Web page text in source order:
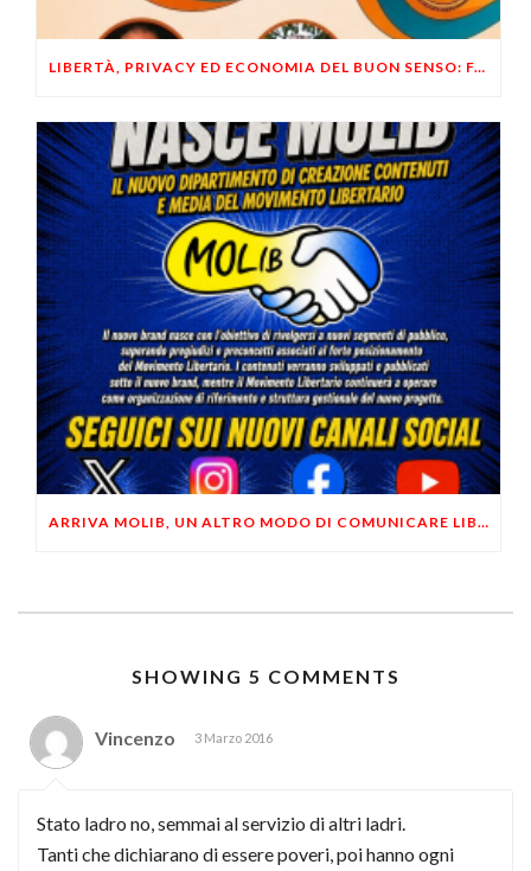
LIBERTÀ, PRIVACY ED ECONOMIA DEL BUON SENSO: FACCO E MUSUMECI A CASALECCHIO DI RENO (BO)
ARRIVA MOLIB, UN ALTRO MODO DI COMUNICARE LIBERTARIO
SHOWING 5 COMMENTS
Vincenzo 3 Marzo 2016
Stato ladro no, semmai al servizio di altri ladri.
Tanti che dichiarano di essere poveri, poi hanno ogni